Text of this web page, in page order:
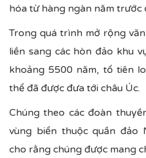
hóa từ hàng ngàn năm trước
Trong quá trình mở rộng
liền sang các hòn đảo khu
khoảng 5500 năm, tổ tiên
thể đã được đưa tới châu Úc.
Chúng theo các đoàn
vùng biển thuộc quần đảo
cho rằng chúng được mang